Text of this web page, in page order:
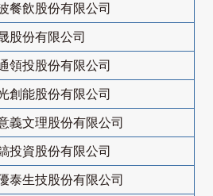
餐飲股份有限公司
股份有限公司
領投股份有限公司
創能股份有限公司
義文理股份有限公司
投資股份有限公司
泰生技股份有限公司